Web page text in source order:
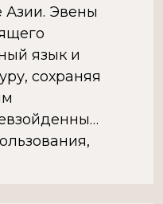
Азии. Эвены
язык и
сохраняя